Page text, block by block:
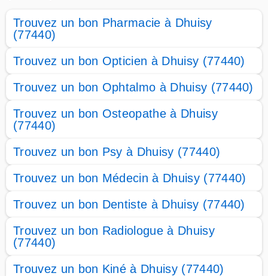
Trouvez un bon Pharmacie à Dhuisy
(77440)
Trouvez un bon Opticien à Dhuisy (77440)
Trouvez un bon Ophtalmo à Dhuisy (77440)
Trouvez un bon Osteopathe à Dhuisy
(77440)
Trouvez un bon Psy à Dhuisy (77440)
Trouvez un bon Médecin à Dhuisy (77440)
Trouvez un bon Dentiste à Dhuisy (77440)
Trouvez un bon Radiologue à Dhuisy
(77440)
Trouvez un bon Kiné à Dhuisy (77440)